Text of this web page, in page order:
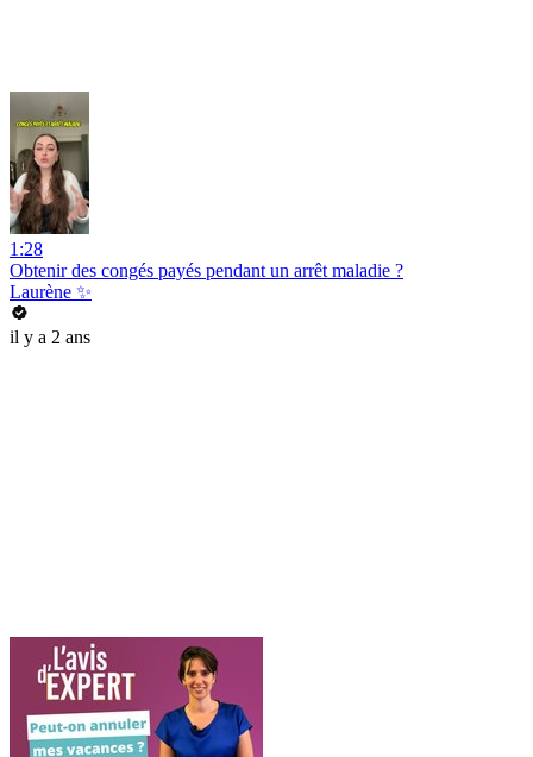
1:28
Obtenir des congés payés pendant un arrêt maladie ?
Laurène ✨
il y a 2 ans